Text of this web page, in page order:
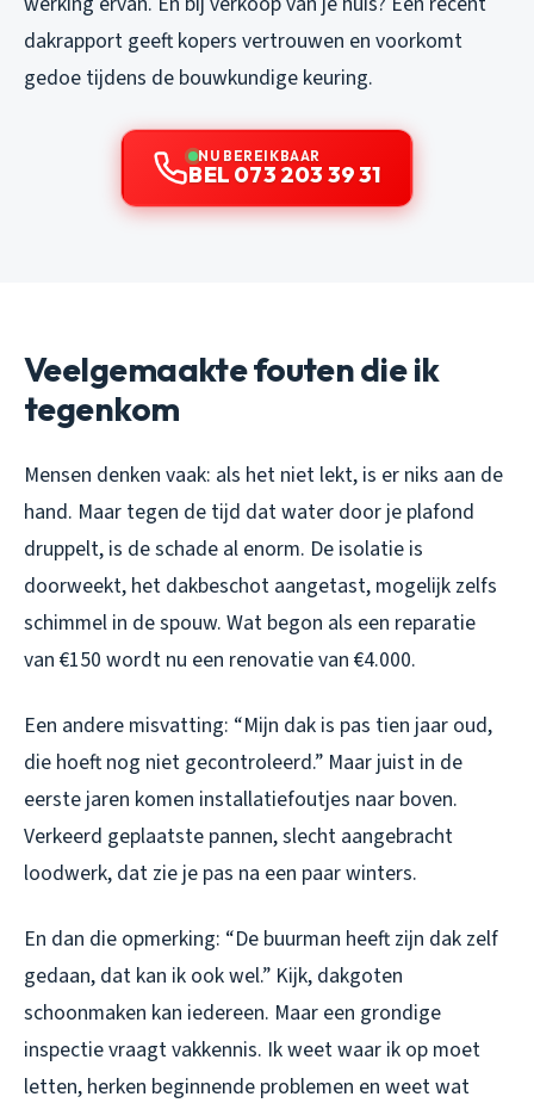
dakrapport geeft kopers vertrouwen en voorkomt
gedoe tijdens de bouwkundige keuring.
NU BEREIKBAAR
BEL 073 203 39 31
Veelgemaakte fouten die ik
tegenkom
Mensen denken vaak: als het niet lekt, is er niks aan de
hand. Maar tegen de tijd dat water door je plafond
druppelt, is de schade al enorm. De isolatie is
doorweekt, het dakbeschot aangetast, mogelijk zelfs
schimmel in de spouw. Wat begon als een reparatie
van €150 wordt nu een renovatie van €4.000.
Een andere misvatting: “Mijn dak is pas tien jaar oud,
die hoeft nog niet gecontroleerd.” Maar juist in de
eerste jaren komen installatiefoutjes naar boven.
Verkeerd geplaatste pannen, slecht aangebracht
loodwerk, dat zie je pas na een paar winters.
En dan die opmerking: “De buurman heeft zijn dak zelf
gedaan, dat kan ik ook wel.” Kijk, dakgoten
schoonmaken kan iedereen. Maar een grondige
inspectie vraagt vakkennis. Ik weet waar ik op moet
letten, herken beginnende problemen en weet wat